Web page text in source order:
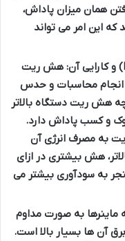
همان میزان پاداش،
که این امر می تواند
هش ریت
انجام محاسبات و حدس
هش ریت دستگاه بالاتر
و کسب پاداش دارد.
به مصرف انرژی آن
هش بیشتری در ازای
به سودآوری بیشتر می
ماینرها به صورت مداوم
آن ها بسیار بالا است.